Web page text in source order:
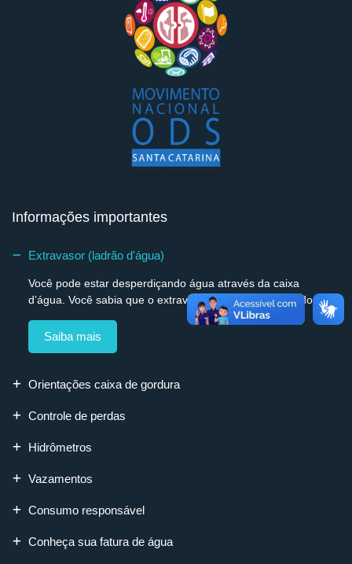
Informações importantes
Extravasor (ladrão d'água)
Você pode estar desperdiçando água através da caixa
d’água. Você sabia que o extravasor – também chamado...
Saiba mais
Orientações caixa de gordura
Controle de perdas
Hidrômetros
Vazamentos
Consumo responsável
Conheça sua fatura de água